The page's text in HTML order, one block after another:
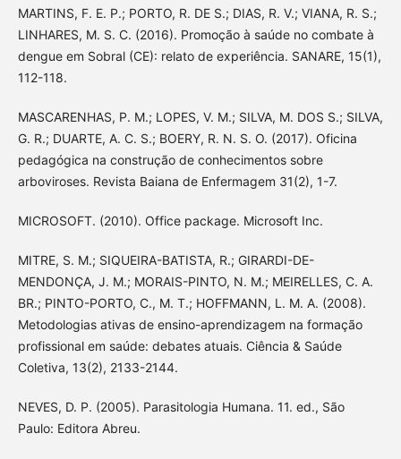
MARTINS, F. E. P.; PORTO, R. DE S.; DIAS, R. V.; VIANA, R. S.;
LINHARES, M. S. C. (2016). Promoção à saúde no combate à
dengue em Sobral (CE): relato de experiência. SANARE, 15(1),
112-118.
MASCARENHAS, P. M.; LOPES, V. M.; SILVA, M. DOS S.; SILVA,
G. R.; DUARTE, A. C. S.; BOERY, R. N. S. O. (2017). Oficina
pedagógica na construção de conhecimentos sobre
arboviroses. Revista Baiana de Enfermagem 31(2), 1-7.
MICROSOFT. (2010). Office package. Microsoft Inc.
MITRE, S. M.; SIQUEIRA-BATISTA, R.; GIRARDI-DE-
MENDONÇA, J. M.; MORAIS-PINTO, N. M.; MEIRELLES, C. A.
BR.; PINTO-PORTO, C., M. T.; HOFFMANN, L. M. A. (2008).
Metodologias ativas de ensino-aprendizagem na formação
profissional em saúde: debates atuais. Ciência & Saúde
Coletiva, 13(2), 2133-2144.
NEVES, D. P. (2005). Parasitologia Humana. 11. ed., São
Paulo: Editora Abreu.